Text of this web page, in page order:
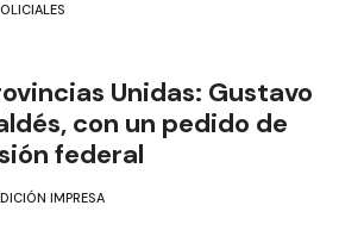
Unidas: Gustavo
con un pedido de
federal
IMPRESA